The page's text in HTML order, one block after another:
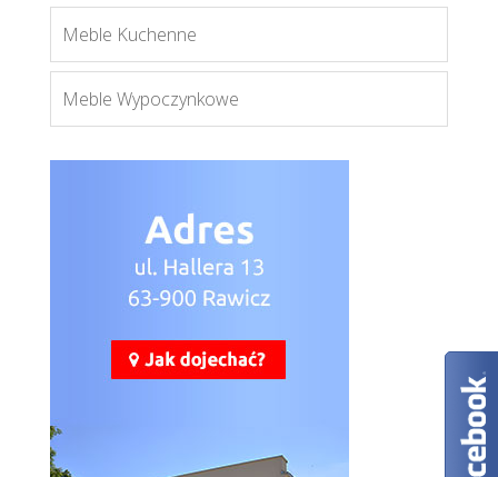
Meble Kuchenne
Meble Wypoczynkowe